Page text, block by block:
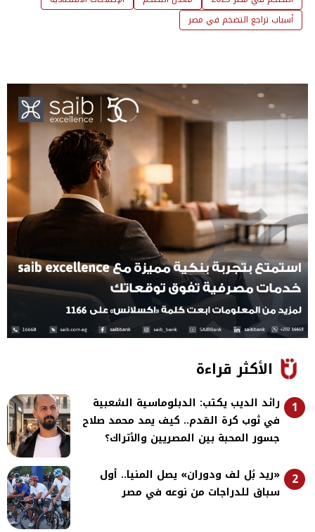
أسباب تراجع التضخم في مصر
الأكثر قراءة
1
رائد الديب يكتب: الدبلوماسية الشعبية
في ثوب كرة القدم.. كيف يمد محمد صلاح
جسور المحبة بين المصريين والأتراك؟
2
«ريد بُل لف ودوران» يصل المنيا.. أول
سباق للدراجات من نوعه في مصر